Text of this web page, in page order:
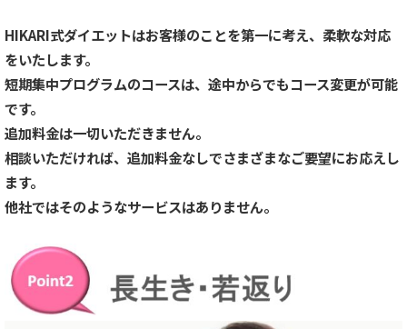
HIKARI式ダイエットはお客様のことを第一に考え、柔軟な対応
をいたします。
短期集中プログラムのコースは、途中からでもコース変更が可能
です。
追加料金は一切いただきません。
相談いただければ、追加料金なしでさまざまなご要望にお応えし
ます。
他社ではそのようなサービスはありません。